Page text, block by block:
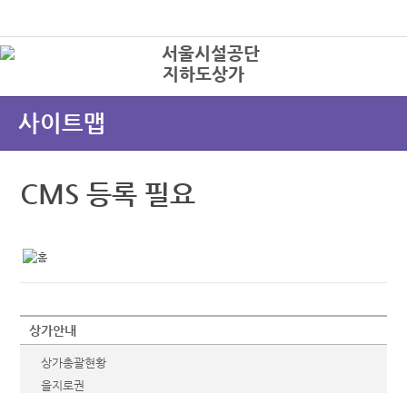
지하도상가
사이트맵
CMS 등록 필요
상가안내
상가총괄현황
을지로권